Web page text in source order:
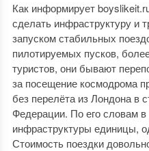
Как информирует
сделать инфраструктуру и
запуском стабильных
пилотируемых пусков,
туристов, они бывают
за посещение космодрома
без перелёта из Лондона в
Федерации. По его словам
инфраструктуры единицы,
Стоимость поездки